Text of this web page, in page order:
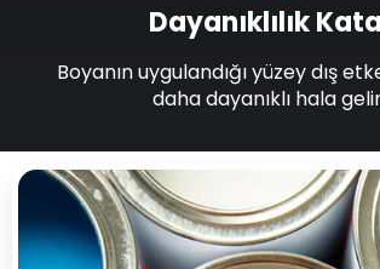
Dayanıklılık
Boyanın uygulandığı yüzey dış
daha dayanıklı hala